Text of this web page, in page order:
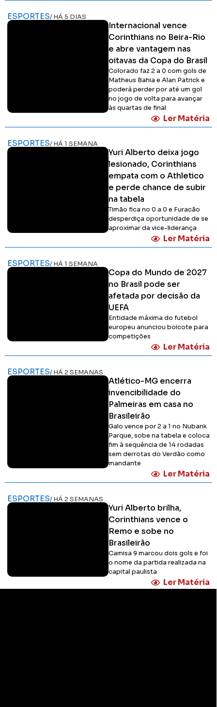
ESPORTES/ HÁ 5 DIAS
Internacional vence
Corinthians no Beira-Rio
e abre vantagem nas
oitavas da Copa do Brasil
Colorado faz 2 a 0 com gols de
Matheus Bahia e Alan Patrick e
poderá perder por até um gol
no jogo de volta para avançar
às quartas de final
Ler Matéria
ESPORTES/ HÁ 1 SEMANA
Yuri Alberto deixa jogo
lesionado, Corinthians
empata com o Athletico
e perde chance de subir
na tabela
Timão fica no 0 a 0 e Furacão
desperdiça oportunidade de se
aproximar da vice-liderança
Ler Matéria
ESPORTES/ HÁ 1 SEMANA
Copa do Mundo de 2027
no Brasil pode ser
afetada por decisão da
UEFA
Entidade máxima do futebol
europeu anunciou boicote para
competições
Ler Matéria
ESPORTES/ HÁ 2 SEMANAS
Atlético-MG encerra
invencibilidade do
Palmeiras em casa no
Brasileirão
Galo vence por 2 a 1 no Nubank
Parque, sobe na tabela e coloca
fim à sequência de 14 rodadas
sem derrotas do Verdão como
mandante
Ler Matéria
ESPORTES/ HÁ 2 SEMANAS
Yuri Alberto brilha,
Corinthians vence o
Remo e sobe no
Brasileirão
Camisa 9 marcou dois gols e foi
o nome da partida realizada na
capital paulista
Ler Matéria